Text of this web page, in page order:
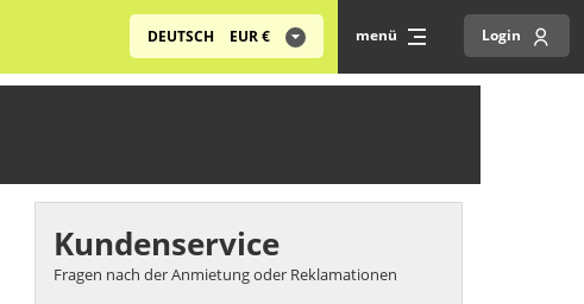
menü Login
DEUTSCH EUR€
Kundenservice
Fragen nach der Anmietung oder Reklamationen